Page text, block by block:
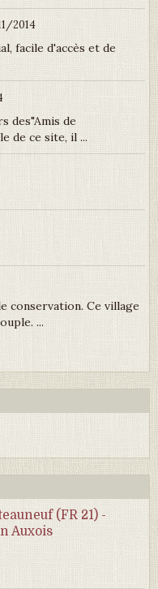
2014
facile d'accès et de
des"Amis de
de ce site, il ...
conservation. Ce village
...
(FR 21) -
Auxois